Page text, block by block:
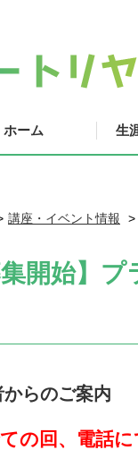
ホーム 生
講座・イベント情報
集開始】
からのご案内
の回、電話に